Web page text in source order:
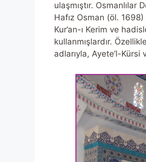
ulaşmıştır.
Hafız Osman (öl.
Kur’an-ı Kerim ve
kullanmışlardır.
adlarıyla, Ayete’l-